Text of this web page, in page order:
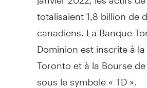
totalisaient 1,8 billion de
canadiens. La Banque
Dominion est inscrite à
Toronto et à la Bourse
sous le symbole « TD ».